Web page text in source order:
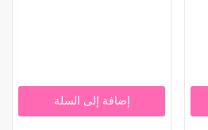
إضافة إلى السلة